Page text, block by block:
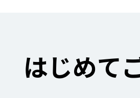
はじめて